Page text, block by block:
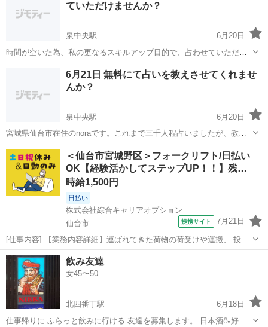
でも、時間合わせて遠隔で交換でも...
ていただけませんか？
泉中央駅
6月20日
時間が空いた為、私の更なるスキルアップ目的で、占わせていただき
ます。 時 間：13：30～18：00 場 所：地下鉄泉中央駅付近 費 用：
飲食代実費 科 目：手相・タロット占い(お一方当たり1〜2時間程度)
泉中央駅 その他 無料
6月21日 無料にて占いを教えさせてくれませ
んか？
泉中央駅
6月20日
宮城県仙台市在住のnoraです。これまで三千人程占いましたが、教え
ることに力を入れたいと思っております。初心者～プロの方まで対応
できます。 「好き」が増えれば..人間関係が広がる..自由を得るきっか
けになる..占いが「...
宮城 仙台市 泉中央駅 その他
＜仙台市宮城野区＞フォークリフト/日払い
OK【経験活かしてステップUP！！】残…
時給1,500円
日払い
株式会社綜合キャリアオプション
仙台市
提携サイト 7月21日
[仕事内容] 【業務内容詳細】運ばれてきた荷物の荷受けや運搬、 投入
作業！ 運ばれてきた荷物の開梱、 ピットへの投入作業・カウンターフ
ォークリフトでの運搬※トラックの荷物の重さを量る業務トラックの
誘導や数字の記録等も1部ござ...
宮城 仙台市 工場
飲み友達
女45〜50
北四番丁駅
6月18日
仕事帰りに ふらっと飲みに行ける 友達を募集します。 日本酒🍶好き